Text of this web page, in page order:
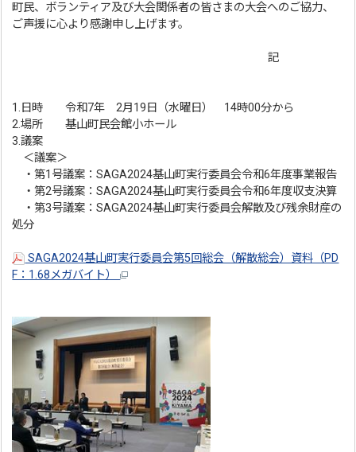
町民、ボランティア及び大会関係者の皆さまの大会へのご協力、
ご声援に心より感謝申し上げます。
記
1.日時 令和7年 2月19日（水曜日） 14時00分から
2.場所 基山町民会館小ホール
3.議案
＜議案＞
・第1号議案：SAGA2024基山町実行委員会令和6年度事業報告
・第2号議案：SAGA2024基山町実行委員会令和6年度収支決算
・第3号議案：SAGA2024基山町実行委員会解散及び残余財産の
処分
SAGA2024基山町実行委員会第5回総会（解散総会）資料（PD
F：1.68メガバイト）